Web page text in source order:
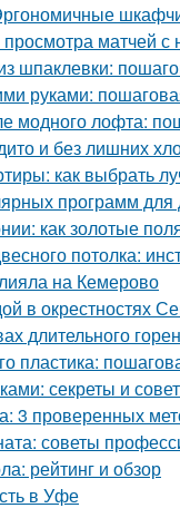
матчей с
шпаклевки:
руками:
модного лофта:
и без лишних
как выбрать
программ для
как золотые
потолка:
на Кемерово
в окрестностях
длительного
пластика:
секреты и
3 проверенных
советы
рейтинг и обзор
в Уфе